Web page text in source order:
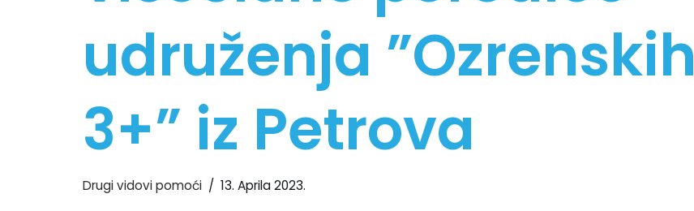
udruženja ”Ozrenskih
3+” iz Petrova
Drugi vidovi pomoći 13. Aprila 2023.